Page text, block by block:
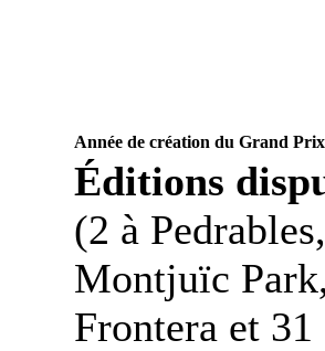
Année de création du Grand
Éditions
(2 à
Montjuïc
Frontera et